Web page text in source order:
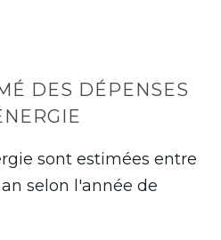
DES DÉPENSES
sont estimées entre
selon l'année de